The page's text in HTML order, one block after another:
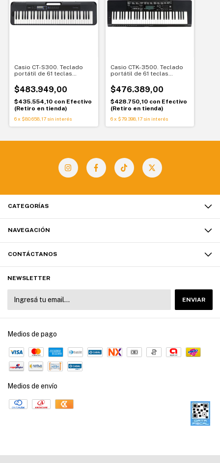
Casio CT-S300. Teclado
portátil de 61 teclas
$483.949,00
$435.554,10 con Efectivo
(Retiro en tienda)
6x $80.658,17 sin interés
Casio CTK-3500. Teclado
portátil de 61 teclas
Play
$476.389,00
$428.750,10 con Efectivo
(Retiro en tienda)
6 x $79.398,17 sin interés
CATEGORÍAS
NAVEGACIÓN
CONTÁCTANOS
NEWSLETTER
Medios de pago
Medios de envío